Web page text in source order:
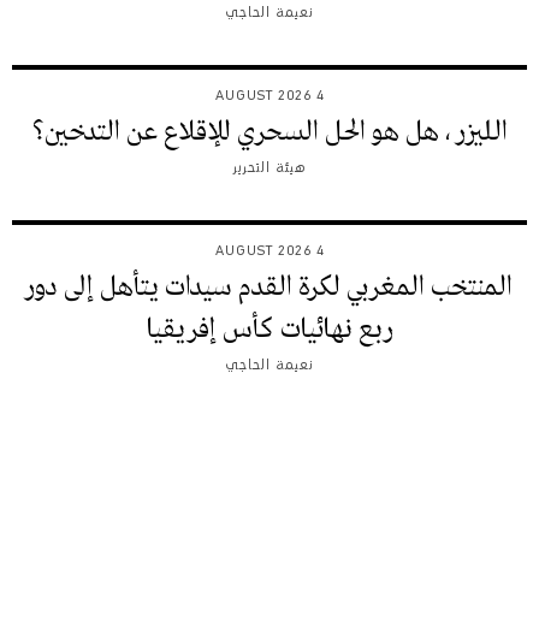
نعيمة الحاجي
4 AUGUST 2026
الليزر ، هل هو الحل السحري للإقلاع عن التدخين؟
هيئة التحرير
4 AUGUST 2026
المنتخب المغربي لكرة القدم سيدات يتأهل إلى دور
ربع نهائيات كأس إفريقيا
نعيمة الحاجي